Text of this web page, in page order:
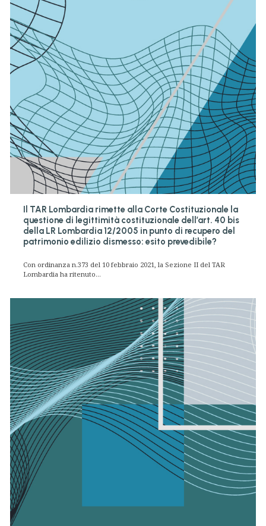
Il TAR Lombardia rimette alla Corte Costituzionale la
questione di legittimità costituzionale dell’art. 40 bis
della LR Lombardia 12/2005 in punto di recupero del
patrimonio edilizio dismesso: esito prevedibile?
Con ordinanza n.373 del 10 febbraio 2021, la Sezione II del TAR
Lombardia ha ritenuto...